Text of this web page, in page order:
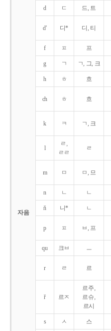
자음
d ㄷ 드, 트
d' 디* 디, 티
f ㅍ 프
g ㄱ ㄱ, 그, 크
h ㅎ 흐
ch ㅎ 흐
k ㅋ ㄱ, 크
l
ㄹ,
ㄹㄹ
ㄹ
m ㅁ ㅁ, 므
n ㄴ ㄴ
ň 니* ㄴ
p ㅍ ㅂ, 프
qu 크ㅂ ㅡ
r ㄹ 르
ř 르ㅈ
르주,
르슈,
르시
s ㅅ 스